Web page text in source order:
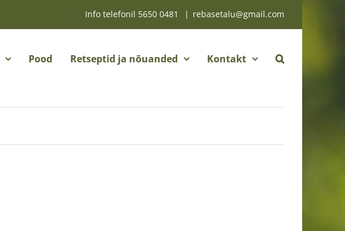
Info telefonil 5650 0481 | rebasetalu@gmail.com
Pood Retseptid ja nõuanded Kontakt